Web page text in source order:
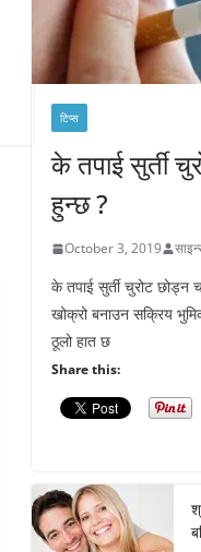
टिप्स
के तपाई सुर्ती
हुन्छ ?
October 3, 2019
के तपाई सुर्ती चुरोट छोड्न
खोक्रो बनाउन सक्रिय
ठूलो हात छ
Share this: